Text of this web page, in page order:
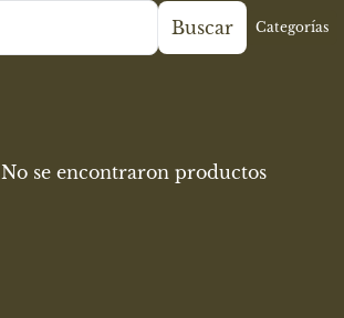
Buscar Categorías
No se encontraron productos